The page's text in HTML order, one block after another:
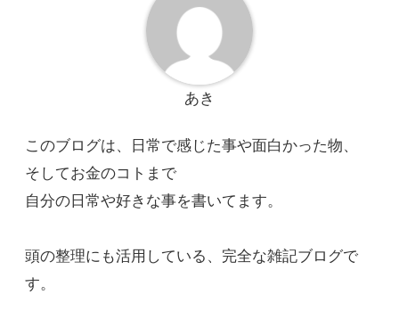
あき
このブログは、日常で感じた事や面白かった物、
そしてお金のコトまで
自分の日常や好きな事を書いてます。
頭の整理にも活用している、完全な雑記ブログで
す。